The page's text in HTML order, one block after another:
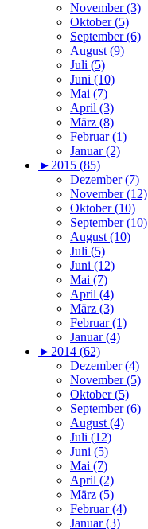
November (3)
Oktober (5)
September (6)
August (9)
Juli (5)
Juni (10)
Mai (7)
April (3)
März (8)
Februar (1)
Januar (2)
► 2015 (85)
Dezember (7)
November (12)
Oktober (10)
September (10)
August (10)
Juli (5)
Juni (12)
Mai (7)
April (4)
März (3)
Februar (1)
Januar (4)
► 2014 (62)
Dezember (4)
November (5)
Oktober (5)
September (6)
August (4)
Juli (12)
Juni (5)
Mai (7)
April (2)
März (5)
Februar (4)
Januar (3)